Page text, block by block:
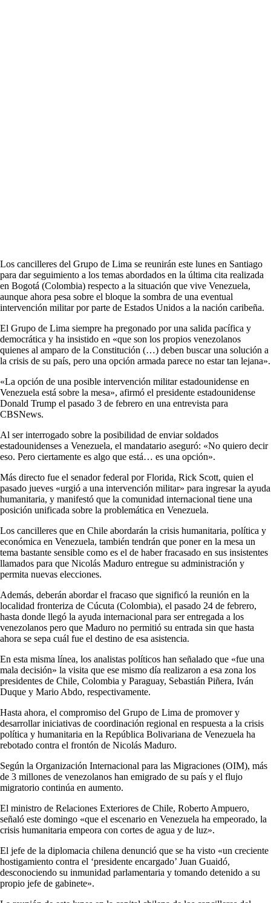
Los cancilleres del Grupo de Lima se reunirán este lunes en Santiago
para dar seguimiento a los temas abordados en la última cita realizada
en Bogotá (Colombia) respecto a la situación que vive Venezuela,
aunque ahora pesa sobre el bloque la sombra de una eventual
intervención militar por parte de Estados Unidos a la nación caribeña.
El Grupo de Lima siempre ha pregonado por una salida pacífica y
democrática y ha insistido en «que son los propios venezolanos
quienes al amparo de la Constitución (…) deben buscar una solución a
la crisis de su país, pero una opción armada parece no estar tan lejana».
«La opción de una posible intervención militar estadounidense en
Venezuela está sobre la mesa», afirmó el presidente estadounidense
Donald Trump el pasado 3 de febrero en una entrevista para
CBSNews.
Al ser interrogado sobre la posibilidad de enviar soldados
estadounidenses a Venezuela, el mandatario aseguró: «No quiero decir
eso. Pero ciertamente es algo que está… es una opción».
Más directo fue el senador federal por Florida, Rick Scott, quien el
pasado jueves «urgió a una intervención militar» para ingresar la ayuda
humanitaria, y manifestó que la comunidad internacional tiene una
posición unificada sobre la problemática en Venezuela.
Los cancilleres que en Chile abordarán la crisis humanitaria, política y
económica en Venezuela, también tendrán que poner en la mesa un
tema bastante sensible como es el de haber fracasado en sus insistentes
llamados para que Nicolás Maduro entregue su administración y
permita nuevas elecciones.
Además, deberán abordar el fracaso que significó la reunión en la
localidad fronteriza de Cúcuta (Colombia), el pasado 24 de febrero,
hasta donde llegó la ayuda internacional para ser entregada a los
venezolanos pero que Maduro no permitió su entrada sin que hasta
ahora se sepa cuál fue el destino de esa asistencia.
En esta misma línea, los analistas políticos han señalado que «fue una
mala decisión» la visita que ese mismo día realizaron a esa zona los
presidentes de Chile, Colombia y Paraguay, Sebastián Piñera, Iván
Duque y Mario Abdo, respectivamente.
Hasta ahora, el compromiso del Grupo de Lima de promover y
desarrollar iniciativas de coordinación regional en respuesta a la crisis
política y humanitaria en la República Bolivariana de Venezuela ha
rebotado contra el frontón de Nicolás Maduro.
Según la Organización Internacional para las Migraciones (OIM), más
de 3 millones de venezolanos han emigrado de su país y el flujo
migratorio continúa en aumento.
El ministro de Relaciones Exteriores de Chile, Roberto Ampuero,
señaló este domingo «que el escenario en Venezuela ha empeorado, la
crisis humanitaria empeora con cortes de agua y de luz».
El jefe de la diplomacia chilena denunció que se ha visto «un creciente
hostigamiento contra el ‘presidente encargado’ Juan Guaidó,
desconociendo su inmunidad parlamentaria y tomando detenido a su
propio jefe de gabinete».